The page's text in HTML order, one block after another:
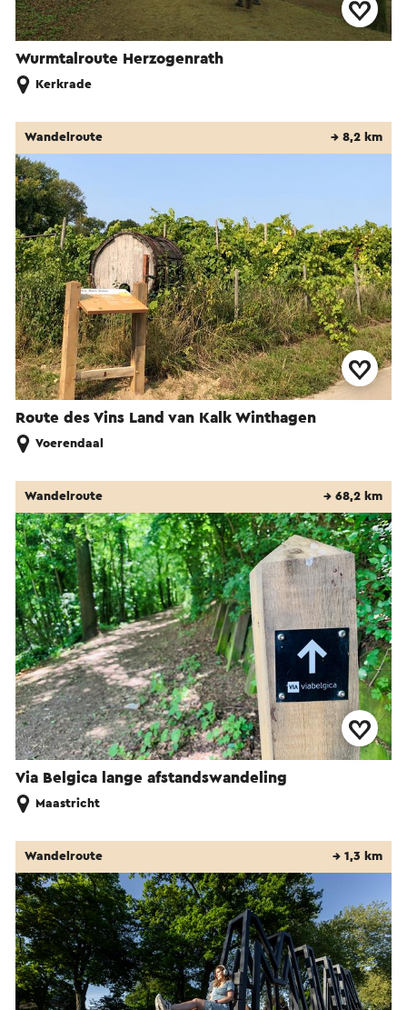
Wurmtalroute Herzogenrath
Kerkrade
Route des Vins Land van Kalk Winthagen
Wandelroute → 8,2 km
Voerendaal
Via Belgica lange afstandswandeling
Wandelroute → 68,2 km
Maastricht
Wandelroute → 1,3 km